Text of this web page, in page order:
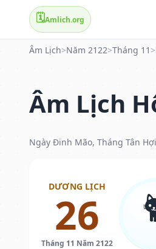
🗓️Amlich.org
Âm Lịch>Năm 2122>Tháng 11 >
Âm Lịch
Ngày Đinh Mão, Tháng Tân
DƯƠNG LỊCH
26
Tháng 11 Năm 2122